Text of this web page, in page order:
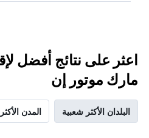
اعثر على نتائج أفضل
مارك موتور إن
البلدان الأكثر شعبية المدن